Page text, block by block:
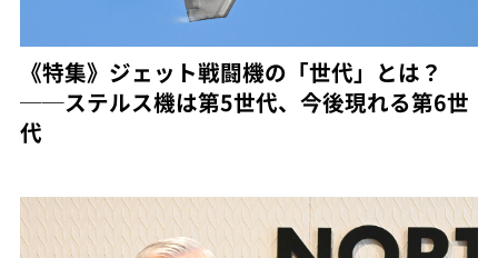
《特集》ジェット戦闘機の「世代」とは？
──ステルス機は第5世代、今後現れる第6世
代